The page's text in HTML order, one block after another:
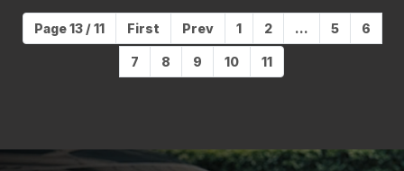
Page 13 / 11 First Prev 1 2 ... 5 6
7 8 9 10 11